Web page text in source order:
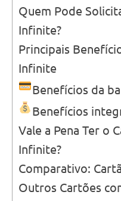
Quem Pode
Infinite?
Principais
Infinite
Benefícios da
Benefícios
Vale a Pena Ter o
Infinite?
Comparativo:
Outros Cartões